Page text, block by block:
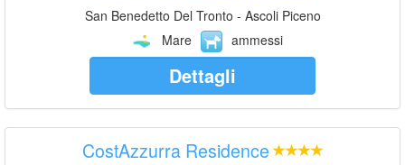
San Benedetto Del Tronto - Ascoli Piceno
Mare
ammessi
Dettagli
CostAzzurra Residence